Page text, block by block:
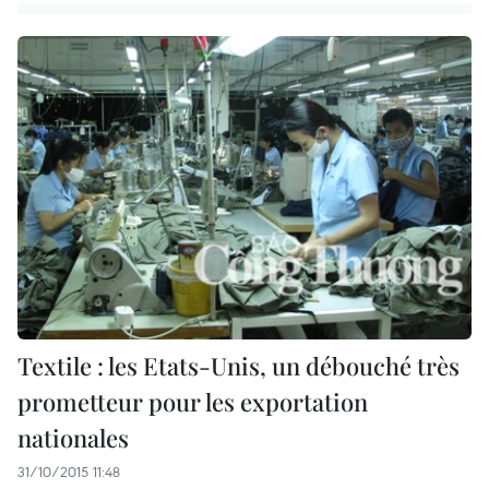
Textile : les Etats-Unis, un débouché très
prometteur pour les exportation
nationales
31/10/2015 11:48